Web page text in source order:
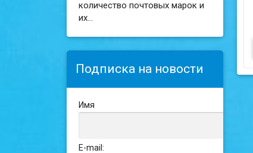
количество почтовых марок и
их...
Подписка на новости
Имя
E-mail: